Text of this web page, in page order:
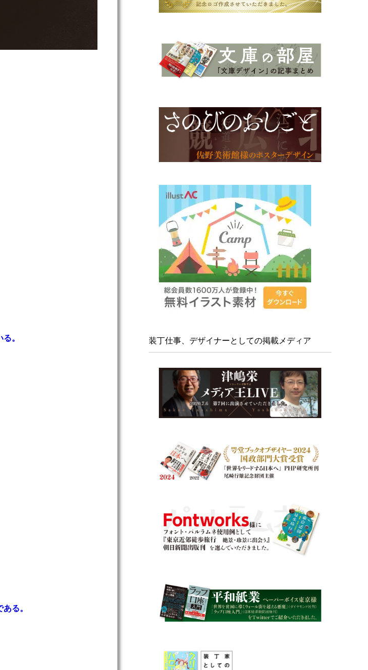
。
る。
装丁仕事、デザイナーとしての掲載メディア